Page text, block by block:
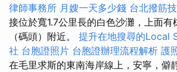
律師事務所 月嫂一天多少錢 台北撥筋
接位於寬1.7公里長的白色沙灘，上面有
（碼頭）附近。 提升在地搜尋的Local
社 台胞證照片 台胞證辦理流程解析 護
在毛里求斯的東南海岸線上，安寧，僻